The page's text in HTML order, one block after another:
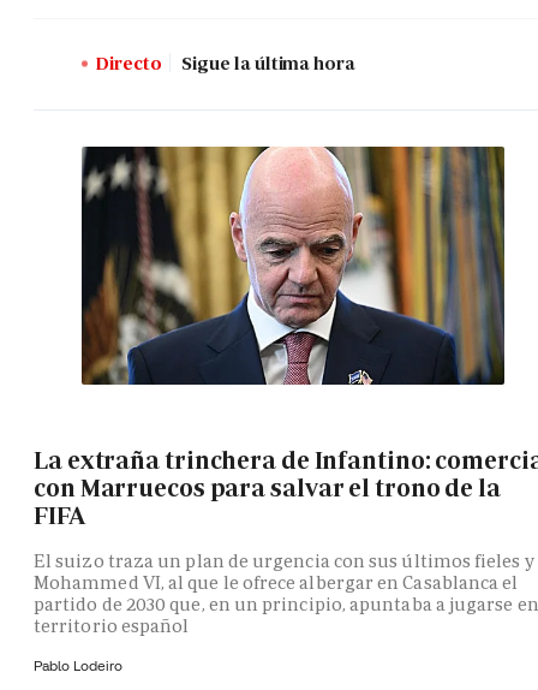
Directo Sigue la última hora
La extraña trinchera de Infantino:
con Marruecos para salvar el trono de la
FIFA
El suizo traza un plan de urgencia con sus últimos fieles y
Mohammed VI, al que le ofrece albergar en Casablanca el
partido de 2030 que, en un principio, apuntaba a jugarse en
territorio español
Pablo Lodeiro